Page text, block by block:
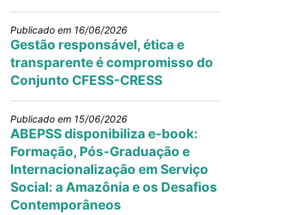
Publicado em 16/06/2026
Gestão responsável, ética e
transparente é compromisso do
Conjunto CFESS-CRESS
Publicado em 15/06/2026
ABEPSS disponibiliza e-book:
Formação, Pós-Graduação e
Internacionalização em Serviço
Social: a Amazônia e os Desafios
Contemporâneos